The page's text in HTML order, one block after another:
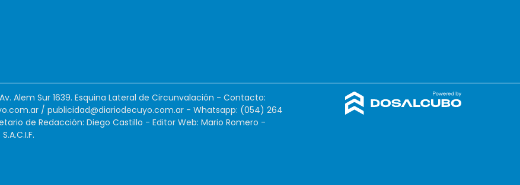
Alem Sur 1639. Esquina Lateral de Circunvalación - Contacto:
/ publicidad@diariodecuyo.com.ar - Whatsapp: (054) 264
de Redacción: Diego Castillo - Editor Web: Mario Romero -